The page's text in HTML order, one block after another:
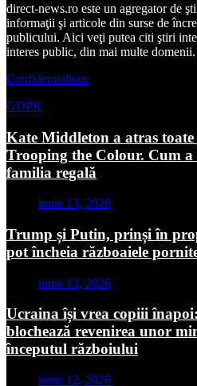
direct-news.ro este un agregator de
informaţii şi articole din surse de
publicului. Aici veţi putea citi ştiri
interes public, din mai multe domenii.
Confidentialitate
GDPR
Kate Middleton a atras
Trooping the Colour. Cum
familia regală
iunie 13, 2026
Trump și Putin, prinși în
pot încheia războaiele
iunie 13, 2026
Ucraina își vrea copiii
blochează revenirea unor
începutul războiului
iunie 12, 2026